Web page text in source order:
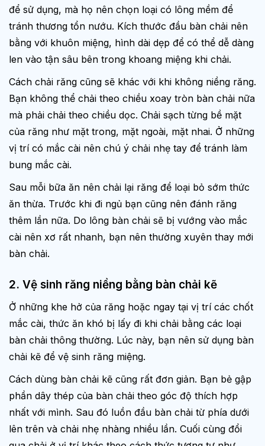
để sử dụng, mà họ nên chọn loại có lông mềm để
tránh thương tổn nướu. Kích thước đầu bàn chải nên
bằng với khuôn miệng, hình dài dẹp để có thể dễ dàng
len vào tận sâu bên trong khoang miệng khi chải.
Cách chải răng cũng sẽ khác với khi không niềng răng.
Bạn không thể chải theo chiều xoay tròn bàn chải nữa
mà phải chải theo chiều dọc. Chải sạch từng bề mặt
của răng như mặt trong, mặt ngoài, mặt nhai. Ở những
vị trí có mắc cài nên chú ý chải nhẹ tay để tránh làm
bung mắc cài.
Sau mỗi bữa ăn nên chải lại răng để loại bỏ sớm thức
ăn thừa. Trước khi đi ngủ bạn cũng nên đánh răng
thêm lần nữa. Do lông bàn chải sẽ bị vướng vào mắc
cài nên xơ rất nhanh, bạn nên thường xuyên thay mới
bàn chải.
2. Vệ sinh răng niềng bằng bàn chải kẽ
Ở những khe hở của răng hoặc ngay tại vị trí các chốt
mắc cài, thức ăn khó bị lấy đi khi chải bằng các loại
bàn chải thông thường. Lúc này, bạn nên sử dụng bàn
chải kẽ để vệ sinh răng miệng.
Cách dùng bàn chải kẽ cũng rất đơn giản. Bạn bẻ gập
phần dây thép của bàn chải theo góc độ thích hợp
nhất với mình. Sau đó luồn đầu bàn chải từ phía dưới
lên trên và chải nhẹ nhàng nhiều lần. Cuối cùng đổi